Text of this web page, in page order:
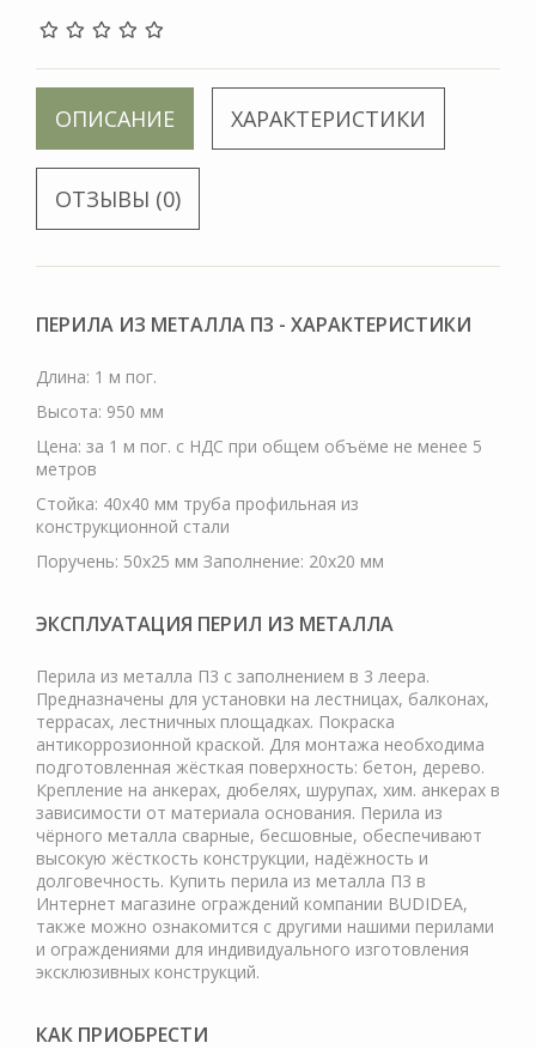
ОПИСАНИЕ ХАРАКТЕРИСТИКИ
ОТЗЫВЫ (0)
ПЕРИЛА ИЗ МЕТАЛЛА П3 - ХАРАКТЕРИСТИКИ
Длина: 1 м пог.
Высота: 950 мм
Цена: за 1 м пог. с НДС при общем объёме не менее 5
метров
Стойка: 40х40 мм труба профильная из
конструкционной стали
Поручень: 50х25 мм Заполнение: 20х20 мм
ЭКСПЛУАТАЦИЯ ПЕРИЛ ИЗ МЕТАЛЛА
Перила из металла П3 с заполнением в 3 леера.
Предназначены для установки на лестницах, балконах,
террасах, лестничных площадках. Покраска
антикоррозионной краской. Для монтажа необходима
подготовленная жёсткая поверхность: бетон, дерево.
Крепление на анкерах, дюбелях, шурупах, хим. анкерах в
зависимости от материала основания. Перила из
чёрного металла сварные, бесшовные, обеспечивают
высокую жёсткость конструкции, надёжность и
долговечность. Купить перила из металла П3 в
Интернет магазине ограждений компании BUDIDEA,
также можно ознакомится с другими нашими перилами
и ограждениями для индивидуального изготовления
эксклюзивных конструкций.
КАК ПРИОБРЕСТИ